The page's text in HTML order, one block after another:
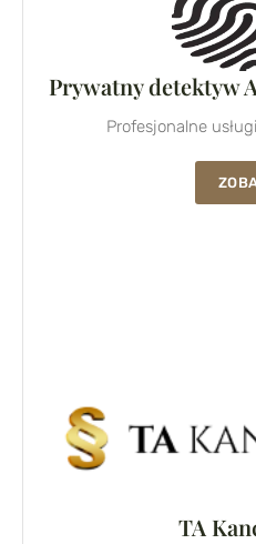
Prywatny detektyw
Profesjonalne
TA